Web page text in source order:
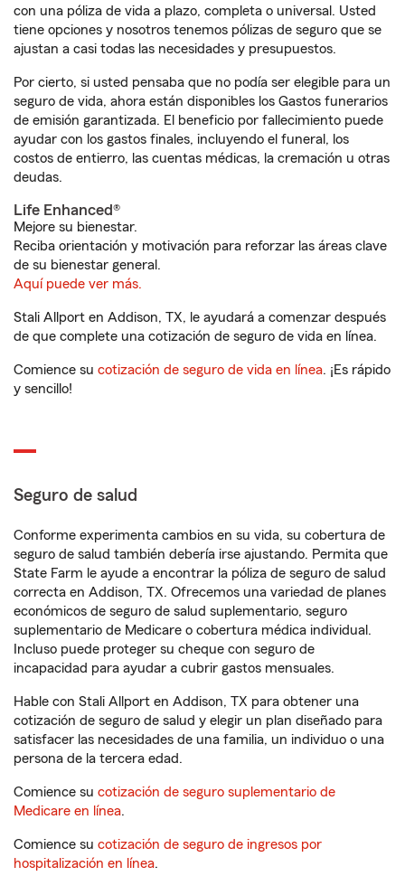
con una póliza de vida a plazo, completa o universal. Usted
tiene opciones y nosotros tenemos pólizas de seguro que se
ajustan a casi todas las necesidades y presupuestos.
Por cierto, si usted pensaba que no podía ser elegible para un
seguro de vida, ahora están disponibles los Gastos funerarios
de emisión garantizada. El beneficio por fallecimiento puede
ayudar con los gastos finales, incluyendo el funeral, los
costos de entierro, las cuentas médicas, la cremación u otras
deudas.
Life Enhanced®
Mejore su bienestar.
Reciba orientación y motivación para reforzar las áreas clave
de su bienestar general.
Aquí puede ver más.
Stali Allport en Addison, TX, le ayudará a comenzar después
de que complete una cotización de seguro de vida en línea.
Comience su cotización de seguro de vida en línea. ¡Es rápido
y sencillo!
Seguro de salud
Conforme experimenta cambios en su vida, su cobertura de
seguro de salud también debería irse ajustando. Permita que
State Farm le ayude a encontrar la póliza de seguro de salud
correcta en Addison, TX. Ofrecemos una variedad de planes
económicos de seguro de salud suplementario, seguro
suplementario de Medicare o cobertura médica individual.
Incluso puede proteger su cheque con seguro de
incapacidad para ayudar a cubrir gastos mensuales.
Hable con Stali Allport en Addison, TX para obtener una
cotización de seguro de salud y elegir un plan diseñado para
satisfacer las necesidades de una familia, un individuo o una
persona de la tercera edad.
Comience su cotización de seguro suplementario de
Medicare en línea.
Comience su cotización de seguro de ingresos por
hospitalización en línea.